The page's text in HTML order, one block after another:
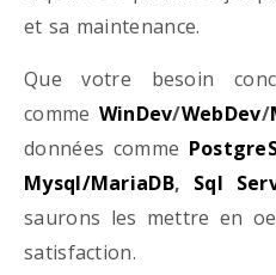
et sa maintenance.
Que votre besoin
comme WinDev/WebDev/
données comme
Mysql/MariaDB, Sql
saurons les mettre en
satisfaction.